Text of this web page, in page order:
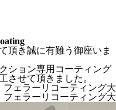
頂き誠に有難う御座いま
ション専用コーティング
させて頂きました。